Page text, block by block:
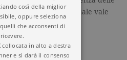
sfida aperta per la quale vale
così della miglior
oppure seleziona
che acconsenti di
ricevere.
collocata in alto a destra
e si darà il consenso